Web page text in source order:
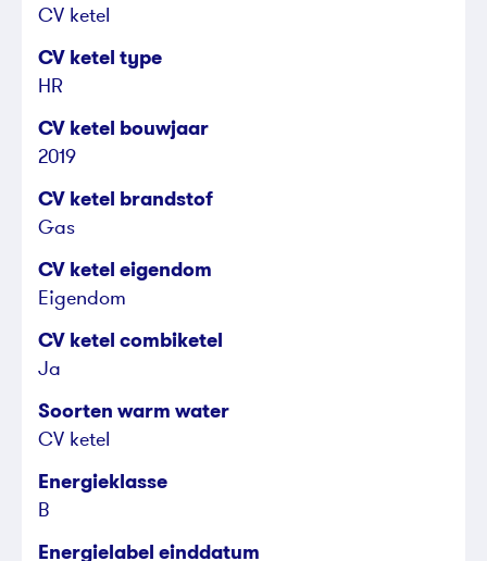
CV ketel
CV ketel type
HR
CV ketel bouwjaar
2019
CV ketel brandstof
Gas
CV ketel eigendom
Eigendom
CV ketel combiketel
Ja
Soorten warm water
CV ketel
Energieklasse
B
Energielabel einddatum